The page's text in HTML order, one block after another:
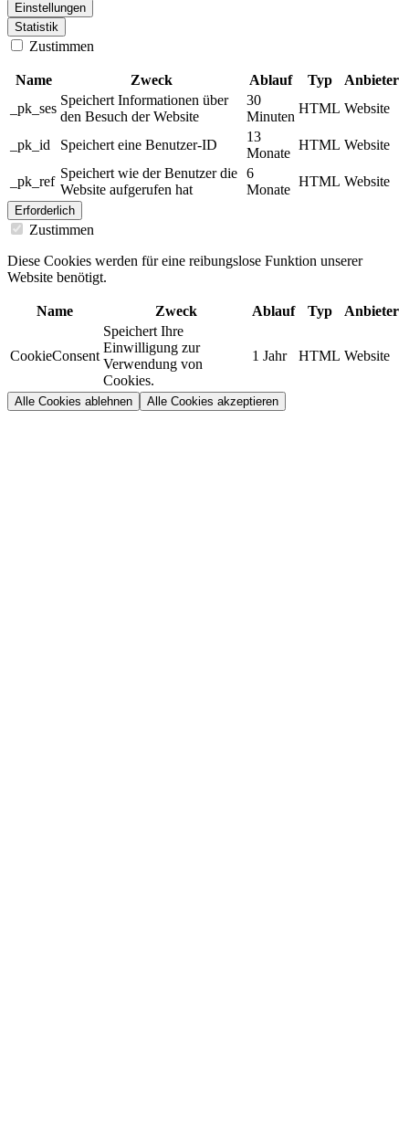
Einstellungen
Statistik
Zustimmen
Name Zweck Ablauf Typ
Anbieter
_pk_ses
Speichert Informationen über
den Besuch der Website
30
Minuten
HTML Website
_pk_id Speichert eine Benutzer-ID
13
Monate
HTML Website
_pk_ref
Speichert wie der Benutzer die
Website aufgerufen hat
6
Monate
HTML Website
Erforderlich
Zustimmen
Diese Cookies werden für eine reibungslose Funktion unserer
Website benötigt.
Name Zweck Ablauf Typ Anbieter
CookieConsent
Speichert Ihre
Einwilligung zur
Verwendung von
Cookies.
1 Jahr HTML Website
Alle Cookies ablehnen Alle Cookies akzeptieren